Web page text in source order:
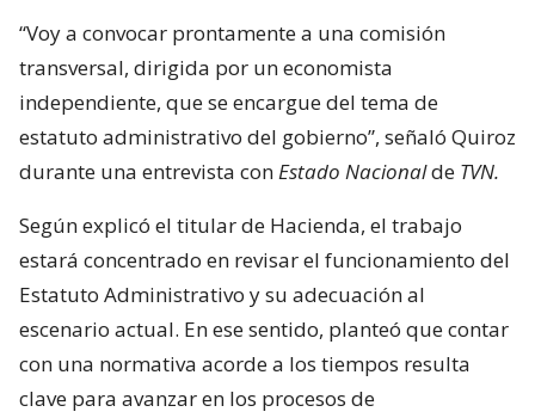
“Voy a convocar prontamente a una comisión
transversal, dirigida por un economista
independiente, que se encargue del tema de
estatuto administrativo del gobierno”, señaló Quiroz
durante una entrevista conEstado Nacionalde TVN.
Según explicó el titular de Hacienda, el trabajo
estará concentrado en revisar el funcionamiento del
Estatuto Administrativo y su adecuación al
escenario actual. En ese sentido, planteó que contar
con una normativa acorde a los tiempos resulta
clave para avanzar en los procesos de